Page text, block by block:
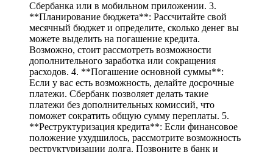
Сбербанка или в мобильном приложении. 3.
**Планирование бюджета**: Рассчитайте свой
месячный бюджет и определите, сколько денег вы
можете выделить на погашение кредита.
Возможно, стоит рассмотреть возможности
дополнительного заработка или сокращения
расходов. 4. **Погашение основной суммы**:
Если у вас есть возможность, делайте досрочные
платежи. Сбербанк позволяет делать такие
платежи без дополнительных комиссий, что
поможет сократить общую сумму переплаты. 5.
**Реструктуризация кредита**: Если финансовое
положение ухудшилось, рассмотрите возможность
реструктуризации долга. Позвоните в банк и